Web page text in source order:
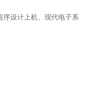
序设计上机、现代电子系